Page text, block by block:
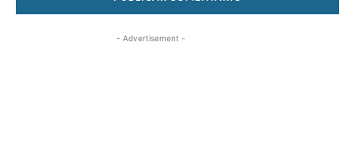
- Advertisement -